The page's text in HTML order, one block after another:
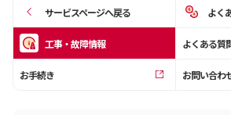
お知らせ サポ
OCNのお客さまはこちら
工事
サービスページへ戻る よく
工事・故障情報 よくある質
お手続き お問い合わ